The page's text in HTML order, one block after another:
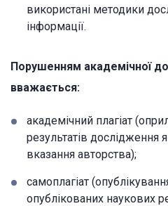
використані методики
інформації.
Порушенням академічної
вважається:
академічний плагіат
результатів дослідження
вказання авторства);
самоплагіат
опублікованих наукових